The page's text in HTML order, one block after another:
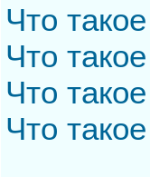
Что
Что
Что
Что